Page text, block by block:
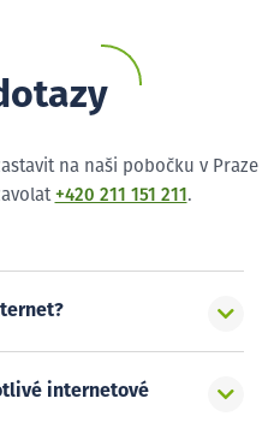
na naši pobočku v Praze
+420 211 151 211 .
internetové